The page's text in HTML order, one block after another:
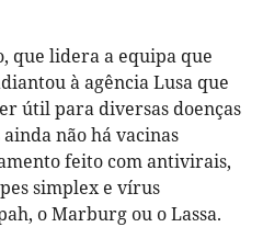
que lidera a equipa que
à agência Lusa que
útil para diversas doenças
não há vacinas
feito com antivirais,
simplex e vírus
o Marburg ou o Lassa.